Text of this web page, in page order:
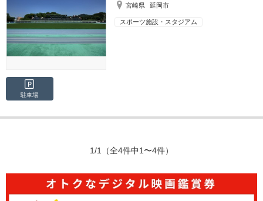
宮崎県 延岡市
スポーツ施設・スタジアム
駐車場
1/1 （全4件中1〜4件）